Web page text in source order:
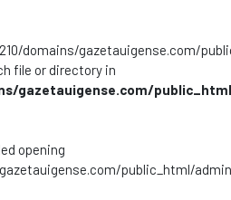
domains/gazetauigense.com/
file or directory in
gazetauigense.com/
opening
public_html/